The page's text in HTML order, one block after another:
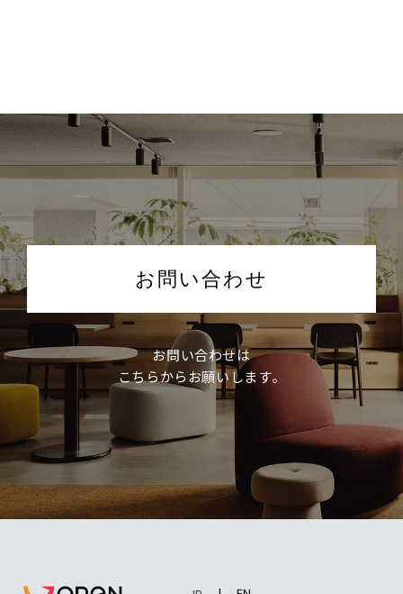
お問い合わせ
お問い合わせは
こちらからお願いします。